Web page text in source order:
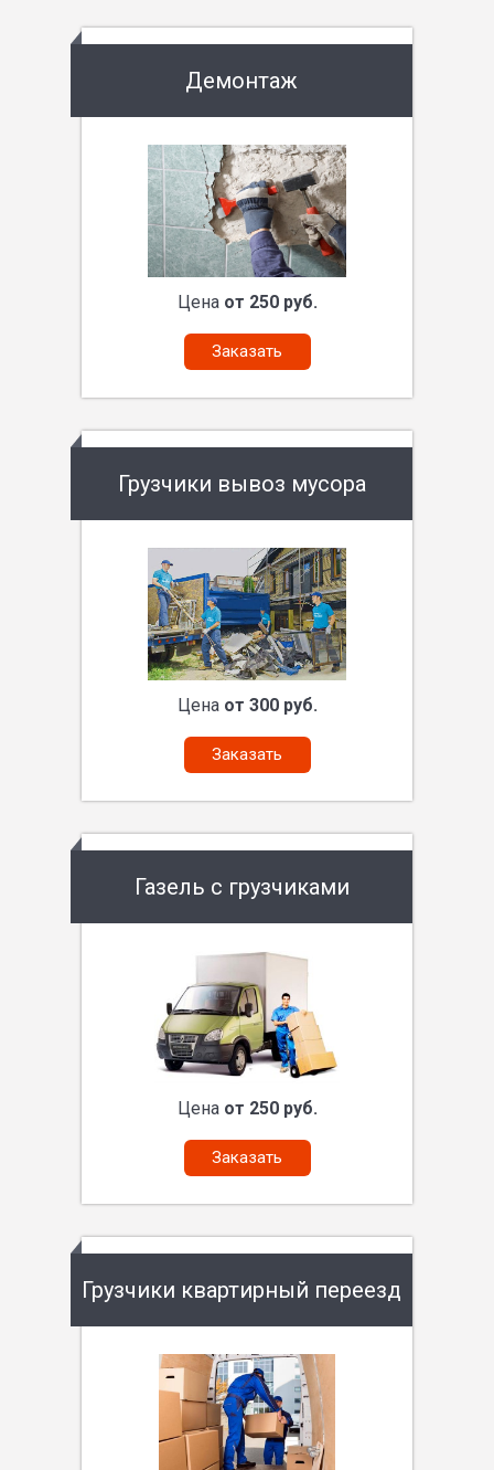
Демонтаж
Цена от 250 руб.
Заказать
Грузчики вывоз мусора
Цена от 300 руб.
Заказать
Газель с грузчиками
Цена от 250 руб.
Заказать
Грузчики квартирный переезд